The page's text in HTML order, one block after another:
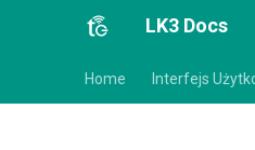
LK3 Docs
Home Interfejs